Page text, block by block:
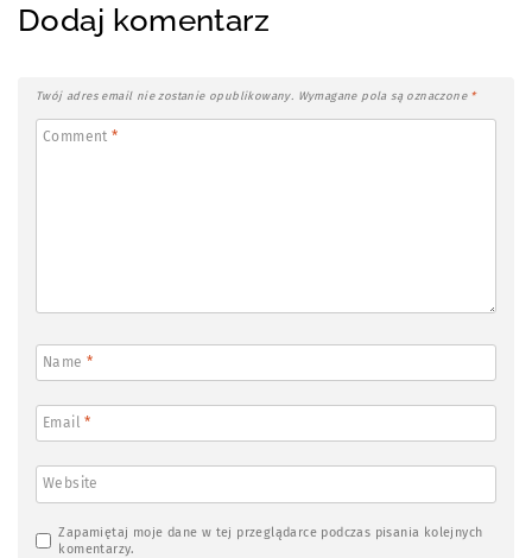
Dodaj komentarz
Twój adres email nie zostanie opublikowany. Wymagane pola są oznaczone *
Comment*
Name *
Email*
Website
Zapamiętaj moje dane w tej przeglądarce podczas pisania kolejnych
komentarzy.